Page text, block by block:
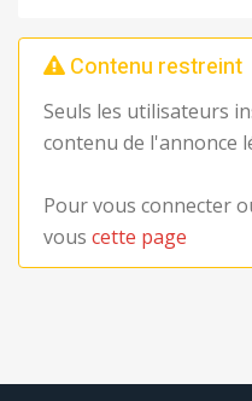
Contenu restreint
Seuls les utilisateurs
contenu de l'annonce
Pour vous connecter
vous cette page